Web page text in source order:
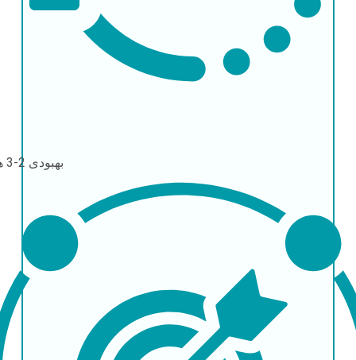
بهبودی 2-3 هفته